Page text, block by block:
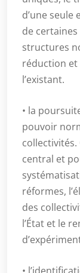
d’une
de
structures
réduction
l’existant.
• la
pouvoir
central et
réformes,
des
l’État et le